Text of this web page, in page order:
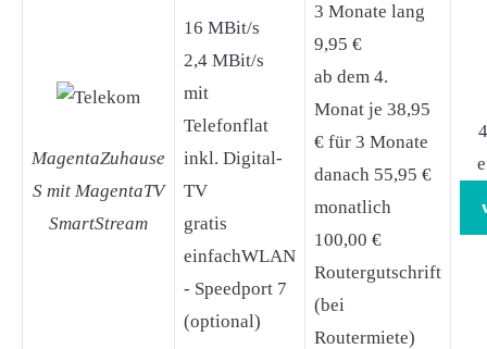
MagentaZuhause
S mit MagentaTV
SmartStream
16 MBit/s
2,4 MBit/s
mit
Telefonflat
inkl. Digital-
TV
gratis
einfachWLAN
- Speedport 7
(optional)
3 Monate lang
9,95 €
ab dem 4.
Monat je 38,95
€ für 3 Monate
danach 55,95 €
monatlich
100,00 €
Routergutschrift
(bei
Routermiete)